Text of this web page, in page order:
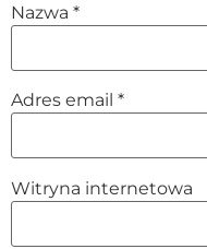
Nazwa *
Adres email *
Witryna internetowa